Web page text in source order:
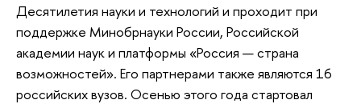
Десятилетия науки и технологий и проходит при
поддержке Минобрнауки России, Российской
академии наук и платформы «Россия — страна
возможностей». Его партнерами также являются 16
российских вузов. Осенью этого года стартовал